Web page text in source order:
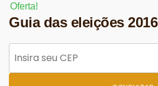
Oferta!
Guia das eleições 2016